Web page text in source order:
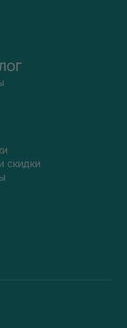
скидки